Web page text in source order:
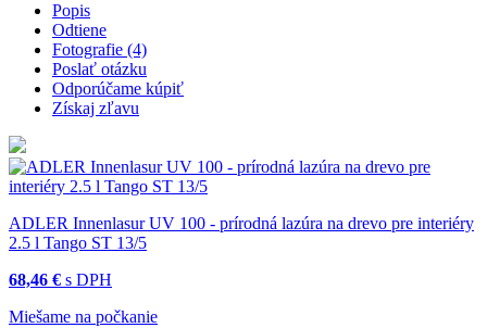
Popis
Odtiene
Fotografie (4)
Poslať otázku
Odporúčame kúpiť
Získaj zľavu
ADLER Innenlasur UV 100 - prírodná lazúra na drevo pre interiéry
2.5 l Tango ST 13/5
68,46 € s DPH
Miešame na počkanie